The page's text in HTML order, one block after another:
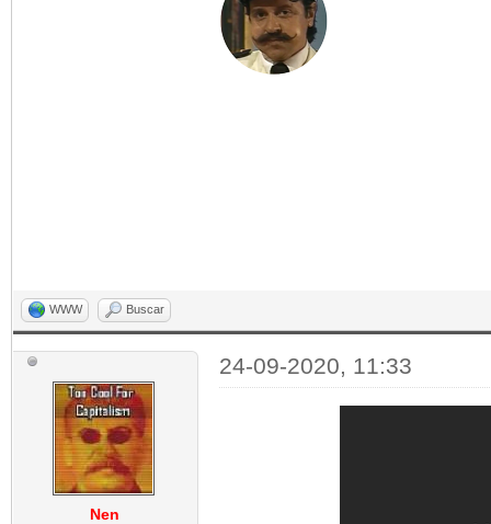
WWW Buscar
Nen
24-09-2020, 11:33